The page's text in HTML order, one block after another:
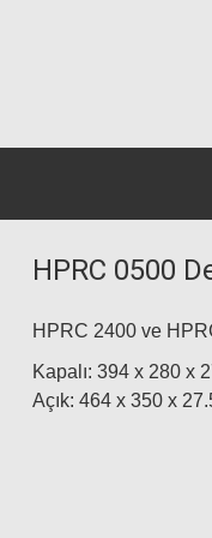
HPRC 0500
HPRC 2400 ve
Kapalı: 394 x 280 x
Açık: 464 x 350 x